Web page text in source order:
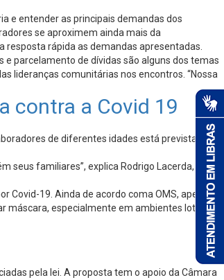
e entender as principais demandas dos
se aproximem ainda mais da
resposta rápida as demandas apresentadas.
parcelamento de dívidas são alguns dos temas
lideranças comunitárias nos encontros. “Nossa
contra a Covid 19
de diferentes idades está prevista no
seus familiares”, explica Rodrigo Lacerda,
Covid-19. Ainda de acordo coma OMS, apesar
máscara, especialmente em ambientes lotados
pela lei. A proposta tem o apoio da Câmara